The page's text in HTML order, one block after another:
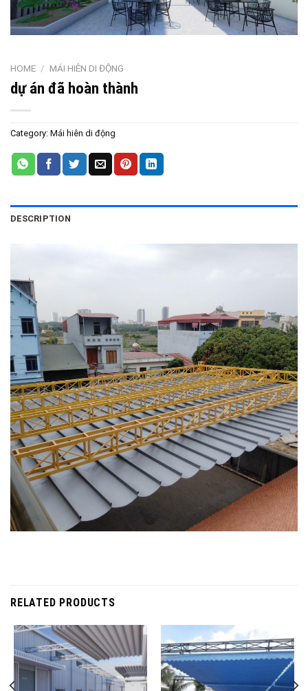
HOME / MÁI HIÊN DI ĐỘNG
dự án đã hoàn thành
Category: Mái hiên di động
DESCRIPTION
RELATED PRODUCTS